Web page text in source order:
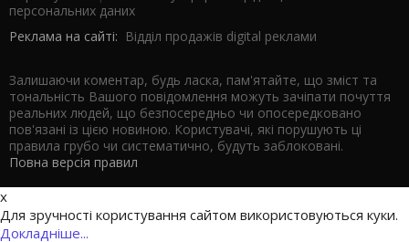
персональних даних
Реклама на сайті: Відділ продажів digital реклами
Залишаючи коментар, будь ласка, пам'ятайте, що зміст та
тональність Вашого повідомлення можуть зачіпати почуття
реальних людей, що безпосередньо чи опосередковано
пов'язані із цією новиною. Користувачі, які порушують ці
правила грубо чи систематично, будуть заблоковані.
Повна версія правил
x
Для зручності користування сайтом використовуються куки.
Докладніше...